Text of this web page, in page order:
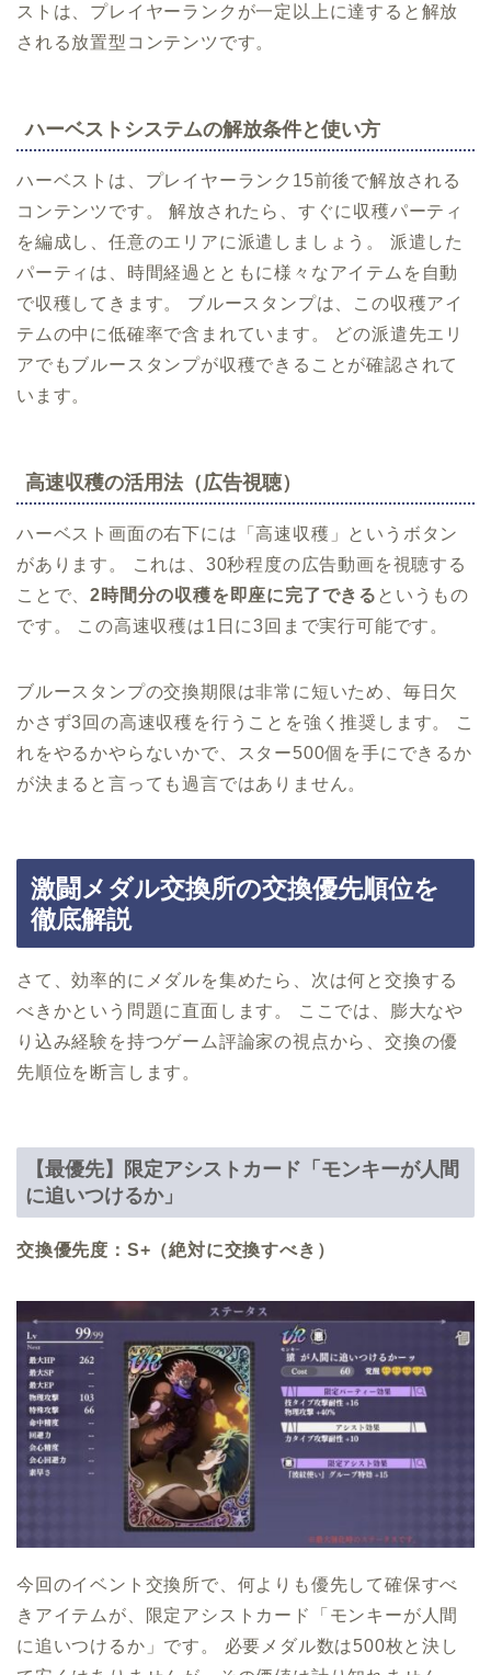
ストは、プレイヤーランクが一定以上に達すると解放
される放置型コンテンツです。
ハーベストシステムの解放条件と使い方
ハーベストは、プレイヤーランク15前後で解放される
コンテンツです。 解放されたら、すぐに収穫パーティ
を編成し、任意のエリアに派遣しましょう。 派遣した
パーティは、時間経過とともに様々なアイテムを自動
で収穫してきます。 ブルースタンプは、この収穫アイ
テムの中に低確率で含まれています。 どの派遣先エリ
アでもブルースタンプが収穫できることが確認されて
います。
高速収穫の活用法（広告視聴）
ハーベスト画面の右下には「高速収穫」というボタン
があります。 これは、30秒程度の広告動画を視聴する
ことで、2時間分の収穫を即座に完了できる というもの
です。 この高速収穫は1日に3回まで実行可能です。
ブルースタンプの交換期限は非常に短いため、毎日欠
かさず3回の高速収穫を行うことを強く推奨します。 こ
れをやるかやらないかで、スター500個を手にできるか
が決まると言っても過言ではありません。
激闘メダル交換所の交換優先順位を
徹底解説
さて、効率的にメダルを集めたら、次は何と交換する
べきかという問題に直面します。 ここでは、膨大なや
り込み経験を持つゲーム評論家の視点から、交換の優
先順位を断言します。
【最優先】限定アシストカード「モンキーが人間
に追いつけるか」
交換優先度：S+（絶対に交換すべき）
今回のイベント交換所で、何よりも優先して確保すべ
きアイテムが、限定アシストカード「モンキーが人間
に追いつけるか」です。 必要メダル数は500枚と決し